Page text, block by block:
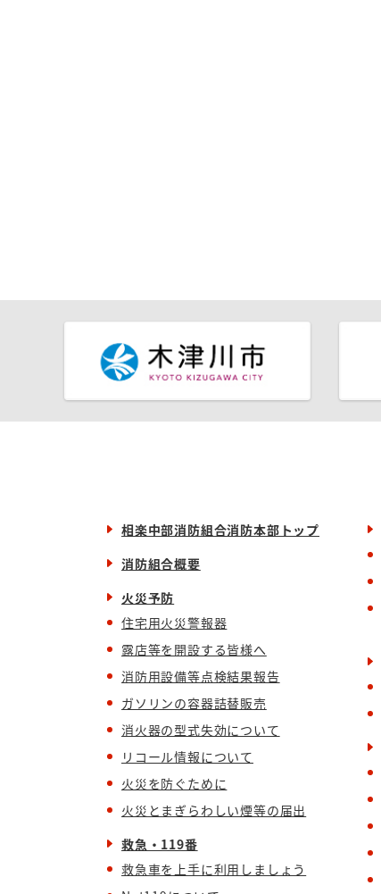
相楽中部消防組合消防本部トップ
消防組合概要
火災予防
住宅用火災警報器
露店等を開設する皆様へ
消防用設備等点検結果報告
ガソリンの容器詰替販売
消火器の型式失効について
リコール情報について
火災を防ぐために
火災とまぎらわしい煙等の届出
救急・119番
救急車を上手に利用しましょう